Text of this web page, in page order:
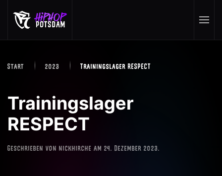
Skip to main content
Start 2023 Trainingslager RESPECT
Trainingslager
RESPECT
Geschrieben von nickhirche am 24. Dezember 2023.